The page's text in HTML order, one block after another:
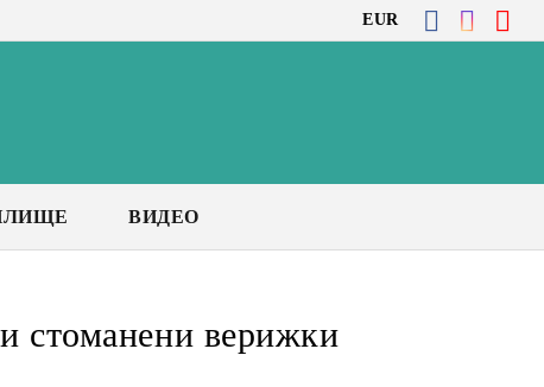
EUR
ВИДЕО
стоманени верижки